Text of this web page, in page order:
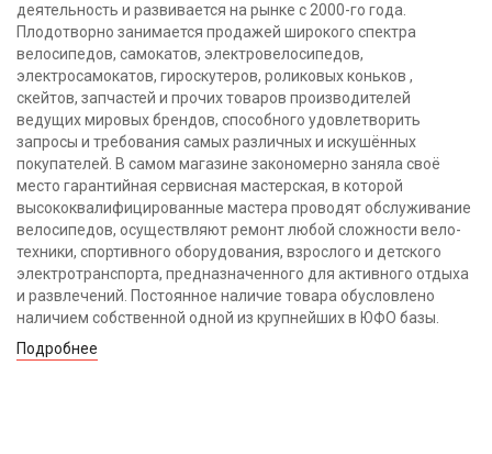
деятельность и развивается на рынке с 2000-го года.
Плодотворно занимается продажей широкого спектра
велосипедов, самокатов, электровелосипедов,
электросамокатов, гироскутеров, роликовых коньков ,
скейтов, запчастей и прочих товаров производителей
ведущих мировых брендов, способного удовлетворить
запросы и требования самых различных и искушённых
покупателей. В самом магазине закономерно заняла своё
место гарантийная сервисная мастерская, в которой
высококвалифицированные мастера проводят обслуживание
велосипедов, осуществляют ремонт любой сложности вело-
техники, спортивного оборудования, взрослого и детского
электротранспорта, предназначенного для активного отдыха
и развлечений. Постоянное наличие товара обусловлено
наличием собственной одной из крупнейших в ЮФО базы.
Подробнее